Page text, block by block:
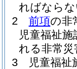
ればなら
2
前項の非
児童福祉
れる非常
3
児童福